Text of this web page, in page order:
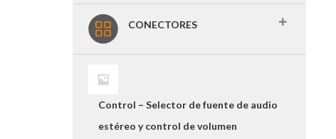
CONECTORES
Control – Selector de fuente de audio
estéreo y control de volumen